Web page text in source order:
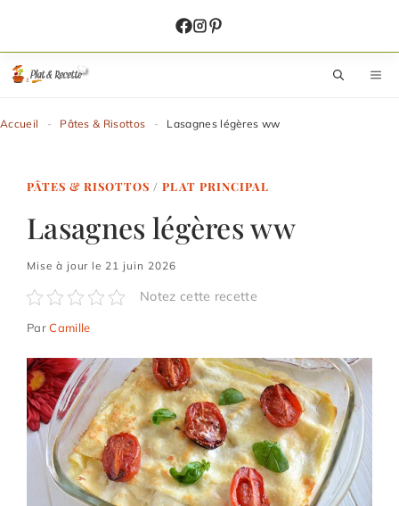
contenu
Accueil - Pâtes & Risottos - Lasagnes légères ww
PÂTES & RISOTTOS /PLAT PRINCIPAL
Lasagnes légères ww
Mise à jour le 21 juin 2026
Notez cette recette
ParCamille